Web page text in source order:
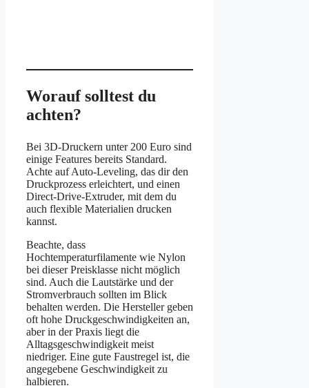
Worauf solltest du
achten?
Bei 3D-Druckern unter 200 Euro sind
einige Features bereits Standard.
Achte auf Auto-Leveling, das dir den
Druckprozess erleichtert, und einen
Direct-Drive-Extruder, mit dem du
auch flexible Materialien drucken
kannst.
Beachte, dass
Hochtemperaturfilamente wie Nylon
bei dieser Preisklasse nicht möglich
sind. Auch die Lautstärke und der
Stromverbrauch sollten im Blick
behalten werden. Die Hersteller geben
oft hohe Druckgeschwindigkeiten an,
aber in der Praxis liegt die
Alltagsgeschwindigkeit meist
niedriger. Eine gute Faustregel ist, die
angegebene Geschwindigkeit zu
halbieren.